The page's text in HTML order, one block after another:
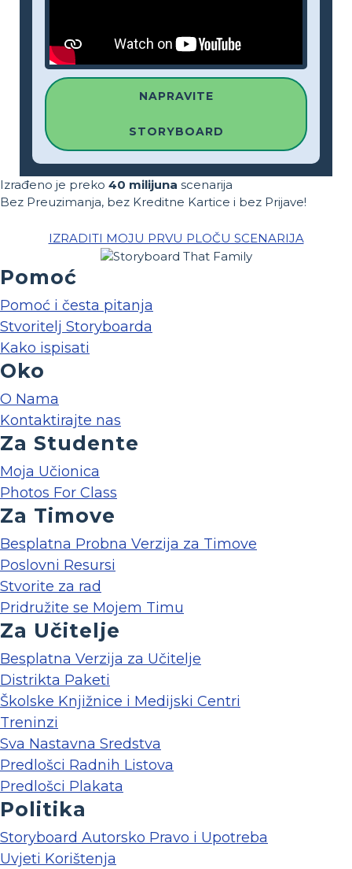
NAPRAVITE
STORYBOARD
Izrađeno je preko 40 milijuna scenarija
Bez Preuzimanja, bez Kreditne Kartice i bez Prijave!
IZRADITI MOJU PRVU PLOČU SCENARIJA
Pomoć
Pomoć i česta pitanja
Stvoritelj Storyboarda
Kako ispisati
Oko
O Nama
Kontaktirajte nas
Za Studente
Moja Učionica
Photos For Class
Za Timove
Besplatna Probna Verzija za Timove
Poslovni Resursi
Stvorite za rad
Pridružite se Mojem Timu
Za Učitelje
Besplatna Verzija za Učitelje
Distrikta Paketi
Školske Knjižnice i Medijski Centri
Treninzi
Sva Nastavna Sredstva
Predlošci Radnih Listova
Predlošci Plakata
Politika
Storyboard Autorsko Pravo i Upotreba
Uvjeti Korištenja